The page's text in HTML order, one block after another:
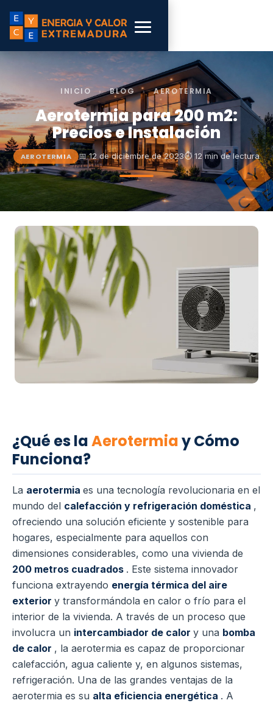
INICIO › BLOG › AEROTERMIA
Aerotermia para 200 m2:
Precios e Instalación
AEROTERMIA 📅 12 de diciembre de 2023⏱ 12 min de lectura
¿Qué es laAerotermiay Cómo
Funciona?
La aerotermia es una tecnología revolucionaria en el
mundo del calefacción y refrigeración doméstica ,
ofreciendo una solución eficiente y sostenible para
hogares, especialmente para aquellos con
dimensiones considerables, como una vivienda de
200 metros cuadrados . Este sistema innovador
funciona extrayendo energía térmica del aire
exterior y transformándola en calor o frío para el
interior de la vivienda. A través de un proceso que
involucra un intercambiador de calor y una bomba
de calor , la aerotermia es capaz de proporcionar
calefacción, agua caliente y, en algunos sistemas,
refrigeración. Una de las grandes ventajas de la
aerotermia es su alta eficiencia energética . A